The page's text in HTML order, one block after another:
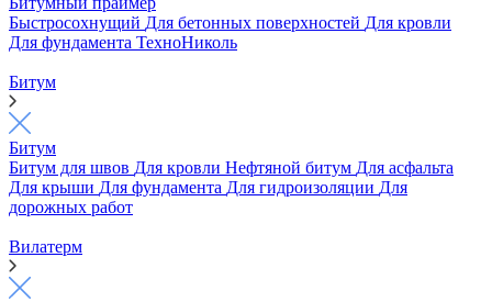
Быстросохнущий Для бетонных поверхностей Для кровли
Для фундамента ТехноНиколь
Битум
Битум
Битум для швов Для кровли Нефтяной битум Для асфальта
Для крыши Для фундамента Для гидроизоляции Для
дорожных работ
Вилатерм